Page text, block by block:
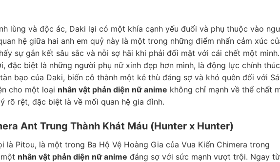
lùng và độc ác, Daki lại có một khía cạnh yếu đuối và phụ thuộc vào
hệ giữa hai anh em quỷ này là một trong những điểm nhấn cảm xúc
sự gắn kết sâu sắc và nỗi sợ hãi khi phải đối mặt với cái chết một mình.
đặc biệt là những người phụ nữ xinh đẹp hơn mình, là động lực chính thúc
bạo của Daki, biến cô thành một kẻ thù đáng sợ và khó quên đối với
cho một loại nhân vật phản diện nữ anime không chỉ mạnh về thể chất
rõ rệt, đặc biệt là về mối quan hệ gia đình.
Ant Trung Thành Khát Máu (Hunter x Hunter)
là Pitou, là một trong Ba Hộ Vệ Hoàng Gia của Vua Kiến Chimera trong
nhân vật phản diện nữ anime đáng sợ với sức mạnh vượt trội. Ngay từ